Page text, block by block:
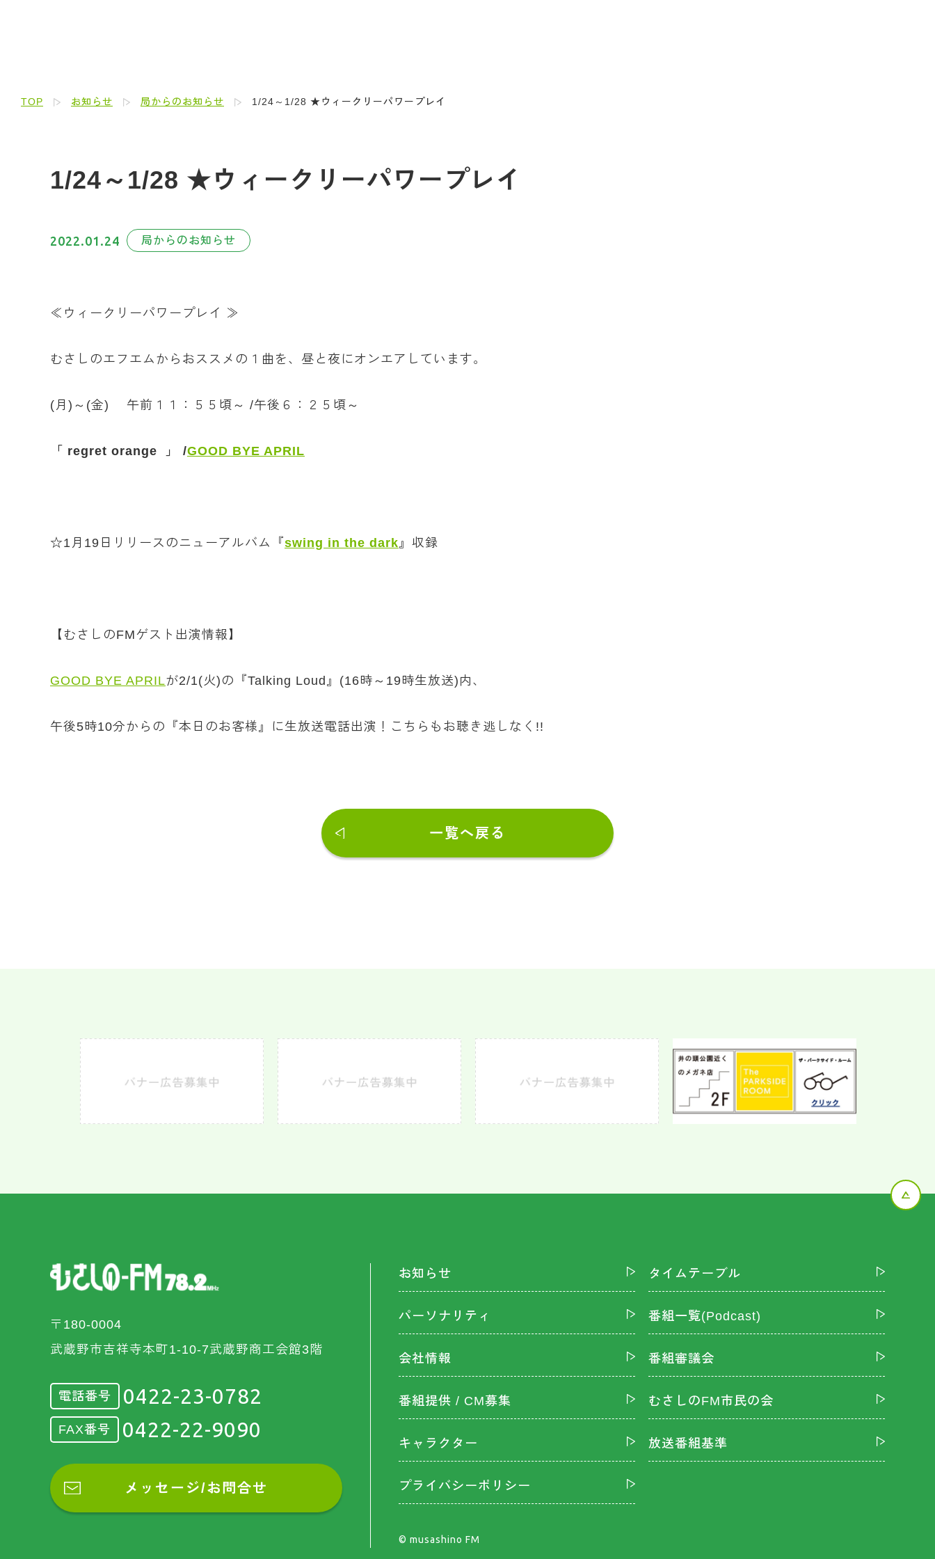
TOP お知らせ 局からのお知らせ 1/24～1/28 ★ウィークリーパワープレイ
1/24～1/28 ★ウィークリーパワープレイ
2022.01.24 局からのお知らせ
≪ウィークリーパワープレイ ≫
むさしのエフエムからおススメの１曲を、昼と夜にオンエアしています。
(月)～(金) 午前１１：５５頃～ /午後６：２５頃～
「 regret orange 」 /GOOD BYE APRIL
☆1月19日リリースのニューアルバム『 swing in the dark』収録
【むさしのFMゲスト出演情報】
GOOD BYE APRILが2/1(火)の『Talking Loud』(16時～19時生放送)内、
午後5時10分からの『本日のお客様』に生放送電話出演！こちらもお聴き逃しなく!!
一覧へ戻る
〒180-0004
武蔵野市吉祥寺本町1-10-7武蔵野商工会館3階
電話番号 0422-23-0782
FAX番号 0422-22-9090
メッセージ/お問合せ
お知らせ タイムテーブル
パーソナリティ 番組一覧(Podcast)
会社情報 番組審議会
番組提供 / CM募集 むさしのFM市民の会
キャラクター 放送番組基準
プライバシーポリシー
©︎ musashino FM